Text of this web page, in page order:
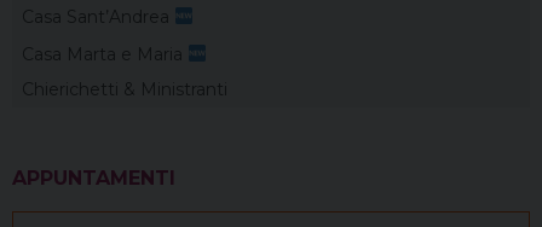
Casa Sant’Andrea
Casa Marta e Maria
Chierichetti & Ministranti
APPUNTAMENTI